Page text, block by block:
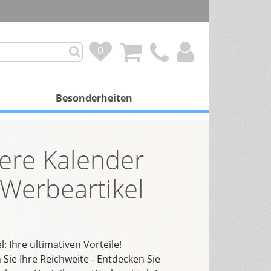
0
Besonderheiten
Personalisierung
Duftkalender
Schokoladenfüllung
Kalender
Ihre ultimativen Vorteile!
Ihre Reichweite - Entdecken Sie